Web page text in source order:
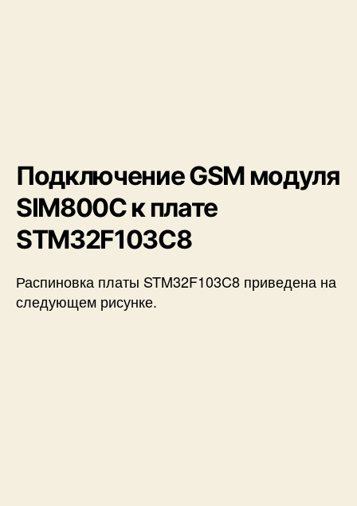
Подключение GSM модуля
SIM800C к плате
STM32F103C8
Распиновка платы STM32F103C8 приведена на
следующем рисунке.